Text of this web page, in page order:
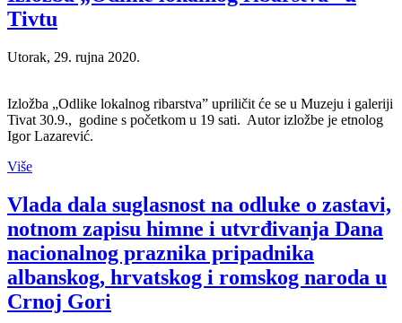
Tivtu
Utorak, 29. rujna 2020.
Izložba „Odlike lokalnog ribarstva” upriličit će se u Muzeju i galeriji
Tivat 30.9., godine s početkom u 19 sati. Autor izložbe je etnolog
Igor Lazarević.
Više
Vlada dala suglasnost na odluke o zastavi,
notnom zapisu himne i utvrđivanja Dana
nacionalnog praznika pripadnika
albanskog, hrvatskog i romskog naroda u
Crnoj Gori